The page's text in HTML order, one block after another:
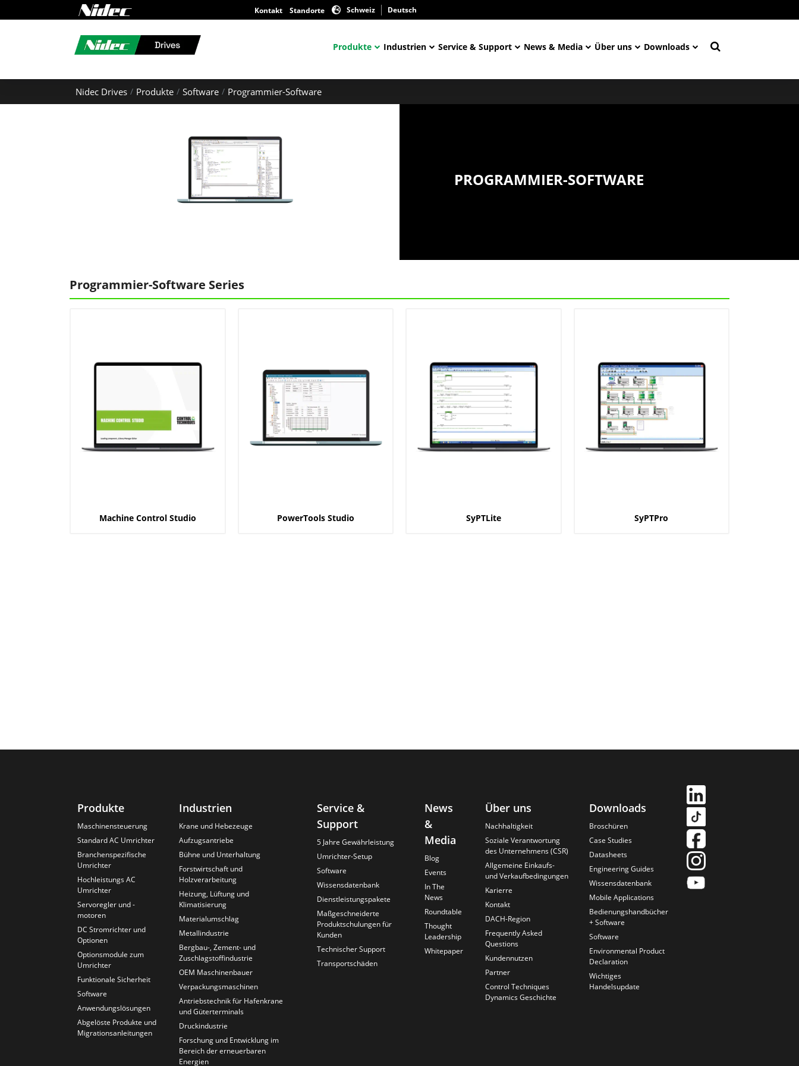
Kontakt Standorte Schweiz Deutsch
Produkte Industrien Service & Support News & Media Über uns Downloads
Nidec Drives Produkte Software Programmier-Software
PROGRAMMIER-SOFTWARE
Programmier-Software Series
Machine Control Studio PowerTools Studio SyPTLite SyPTPro
Produkte
Maschinensteuerung
Standard AC Umrichter
Branchenspezifische
Umrichter
Hochleistungs AC
Umrichter
Servoregler und -
motoren
DC Stromrichter und
Optionen
Optionsmodule zum
Umrichter
Funktionale Sicherheit
Software
Anwendungslösungen
Abgelöste Produkte und
Migrationsanleitungen
Industrien
Krane und Hebezeuge
Aufzugsantriebe
Bühne und Unterhaltung
Forstwirtschaft und
Holzverarbeitung
Heizung, Lüftung und
Klimatisierung
Materialumschlag
Metallindustrie
Bergbau-, Zement- und
Zuschlagstoffindustrie
OEM Maschinenbauer
Verpackungsmaschinen
Antriebstechnik für Hafenkrane
und Güterterminals
Druckindustrie
Forschung und Entwicklung im
Bereich der erneuerbaren
Energien
Service &
Support
5 Jahre Gewährleistung
Umrichter-Setup
Software
Wissensdatenbank
Dienstleistungspakete
Maßgeschneiderte
Produktschulungen für
Kunden
Technischer Support
Transportschäden
News
&
Media
Blog
Events
In The
News
Roundtable
Thought
Leadership
Whitepaper
Über uns
Nachhaltigkeit
Soziale Verantwortung
des Unternehmens (CSR)
Allgemeine Einkaufs-
und Verkaufbedingungen
Karierre
Kontakt
DACH-Region
Frequently Asked
Questions
Kundennutzen
Partner
Control Techniques
Dynamics Geschichte
Downloads
Broschüren
Case Studies
Datasheets
Engineering Guides
Wissensdatenbank
Mobile Applications
Bedienungshandbücher
+ Software
Software
Environmental Product
Declaration
Wichtiges
Handelsupdate